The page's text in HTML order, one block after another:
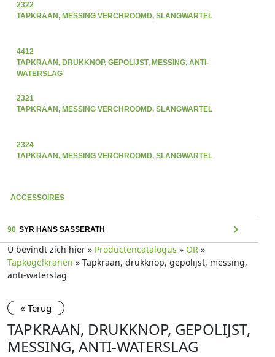
2322
TAPKRAAN, MESSING VERCHROOMD, SLANGWARTEL
4412
TAPKRAAN, DRUKKNOP, GEPOLIJST, MESSING, ANTI-
WATERSLAG
2321
TAPKRAAN, MESSING VERCHROOMD, SLANGWARTEL
2324
TAPKRAAN, MESSING VERCHROOMD, SLANGWARTEL
ACCESSOIRES
90 SYR HANS SASSERATH chevron_right
U bevindt zich hier » Productencatalogus » OR »
Tapkogelkranen » Tapkraan, drukknop, gepolijst, messing,
anti-waterslag
« Terug
TAPKRAAN, DRUKKNOP, GEPOLIJST,
MESSING, ANTI-WATERSLAG